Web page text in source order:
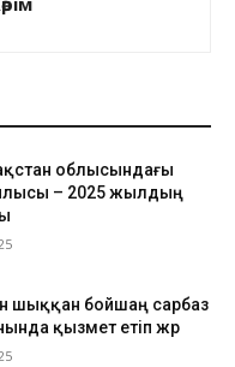
облысындағы
– 2025 жылдың
шыққан бойшаң сарбаз
қызмет етіп жүр